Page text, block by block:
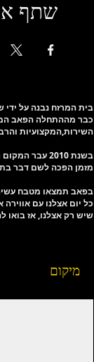
שתף
בית המרזח נבנה על ידי שלושה מתושבי העמק
כבר מההתחלה הפאב
השירות,המקצועיות
בשנת 2010
מזמן הפכה לשם דבר
בפאב תמצאו מטבח עשיר, מעל 170 סוגי סינגל מאלטים, 32 סוגי בירה מהחבית
כל יום אצלנו עם
שיש רק אצלנו, אז בואו
מיקום